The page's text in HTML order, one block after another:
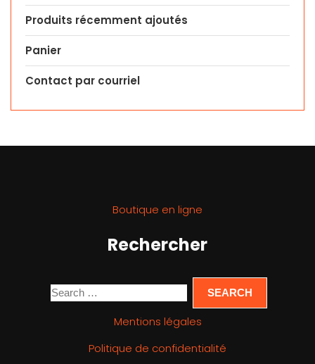
Produits récemment ajoutés
Panier
Contact par courriel
Boutique en ligne
Rechercher
Mentions légales
Politique de confidentialité